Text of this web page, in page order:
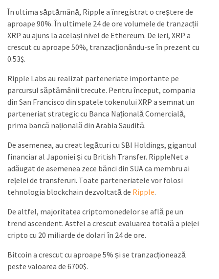
În ultima săptămână, Ripple a înregistrat o creștere de
aproape 90%. În ultimele 24 de ore volumele de tranzacții
XRP au ajuns la același nivel de Ethereum. De ieri, XRP a
crescut cu aproape 50%, tranzacționându-se în prezent cu
0.53$.
Ripple Labs au realizat parteneriate importante pe
parcursul săptămânii trecute. Pentru început, compania
din San Francisco din spatele tokenului XRP a semnat un
parteneriat strategic cu Banca Națională Comercială,
prima bancă națională din Arabia Saudită.
De asemenea, au creat legături cu SBI Holdings, gigantul
financiar al Japoniei și cu British Transfer. RippleNet a
adăugat de asemenea zece bănci din SUA ca membru ai
rețelei de transferuri. Toate parteneriatele vor folosi
tehnologia blockchain dezvoltată de Ripple.
De altfel, majoritatea criptomonedelor se află pe un
trend ascendent. Astfel a crescut evaluarea totală a pieței
cripto cu 20 miliarde de dolari în 24 de ore.
Bitcoin a crescut cu aproape 5% și se tranzacționează
peste valoarea de 6700$.